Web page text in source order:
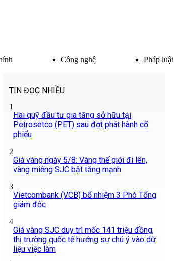
Công nghệ Pháp luật
TIN ĐỌC NHIỀU
1
Hai quỹ đầu tư gia tăng sở hữu tại
Petrosetco (PET) sau đợt phát hành cổ
phiếu
2
Giá vàng ngày 5/8: Vàng thế giới đi lên,
vàng miếng SJC bật tăng mạnh
3
Vietcombank (VCB) bổ nhiệm 3 Phó Tổng
giám đốc
4
Giá vàng SJC duy trì mốc 141 triệu đồng,
thị trường quốc tế hướng sự chú ý vào dữ
liệu việc làm